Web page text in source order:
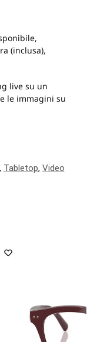
(inclusa),
live su un
le immagini su
, Tabletop, Video